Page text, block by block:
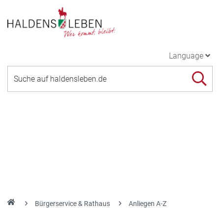
Language
Bürgerservice & Rathaus Anliegen A-Z